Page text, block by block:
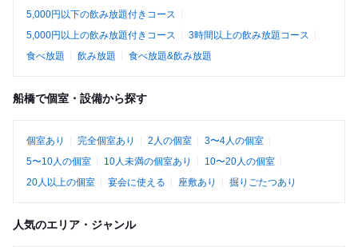
5,000円以下の飲み放題付きコース
5,000円以上の飲み放題付きコース
3時間以上の飲み放題コース
食べ放題
飲み放題 食べ放題&飲み放題
船橋で個室・設備から探す
個室あり 完全個室あり 2人の個室
3〜4人の個室
5〜10人の個室
10人未満の個室あり
10〜20人の個室
20人以上の個室
宴会に使える 座敷あり 掘りごたつあり
人気のエリア・ジャンル